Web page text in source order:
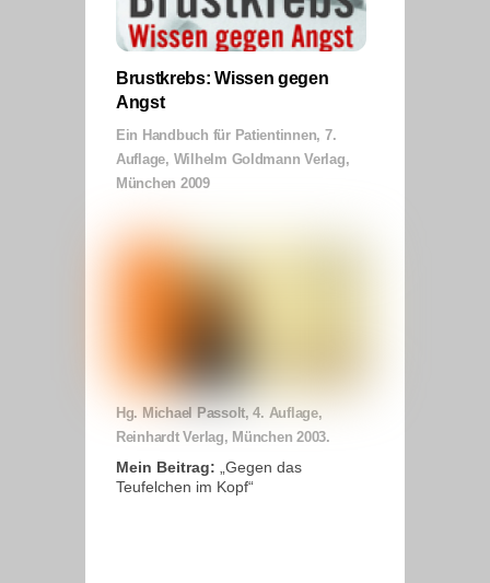
Brustkrebs: Wissen gegen
Angst
Ein Handbuch für Patientinnen, 7.
Auflage, Wilhelm Goldmann Verlag,
München 2009
Hg. Michael Passolt, 4. Auflage,
Reinhardt Verlag, München 2003.
Mein Beitrag: „Gegen das
Teufelchen im Kopf“